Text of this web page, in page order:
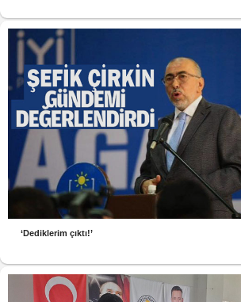
‘Dediklerim çıktı!’